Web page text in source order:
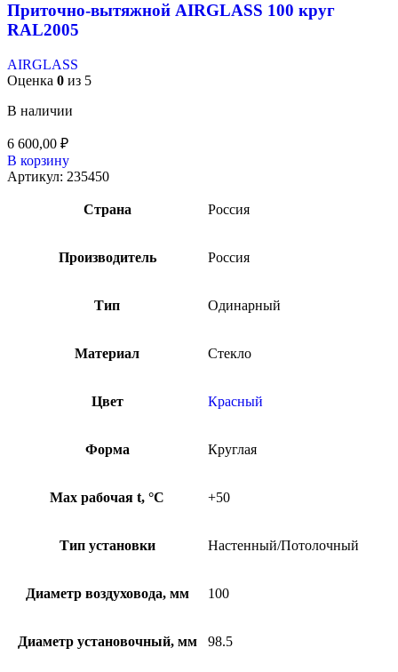
Приточно-вытяжной AIRGLASS 100 круг
RAL2005
AIRGLASS
Оценка 0 из 5
В наличии
6 600,00 ₽
В корзину
Артикул: 235450
Страна Россия
Производитель Россия
Тип Одинарный
Материал Стекло
Цвет Красный
Форма Круглая
Max рабочая t, °С +50
Тип установки Настенный/Потолочный
Диаметр воздуховода, мм 100
Диаметр установочный, мм 98.5